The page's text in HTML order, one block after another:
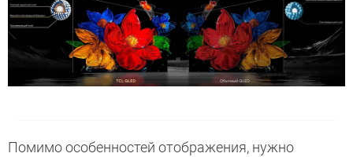
Помимо особенностей отображения, нужно